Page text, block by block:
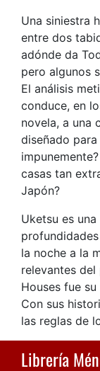
Una siniestra
entre dos
adónde da
pero algunos
El análisis
conduce, en
novela, a una
diseñado
casas tan
Japón?
Uketsu es
la noche a la
relevantes
Houses fue
Con sus
las reglas de
Librería